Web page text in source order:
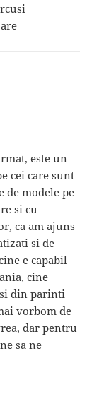
este un
cei care sunt
de modele pe
si cu
ca am ajuns
si de
e capabil
cine
din parinti
vorbom de
dar pentru
sa ne